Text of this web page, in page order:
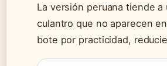
La versión peruana tiende
culantro que no aparecen
bote por practicidad,